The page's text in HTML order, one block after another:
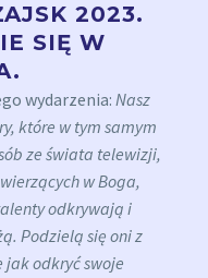
2023.
SIĘ W
wydarzenia: Nasz
które w tym samym
ze świata telewizji,
w Boga,
odkrywają i
Podzielą się oni z
odkryć swoje